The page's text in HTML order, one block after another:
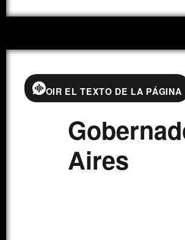
OIR EL TEXTO DE LA PÁGINA
Aires